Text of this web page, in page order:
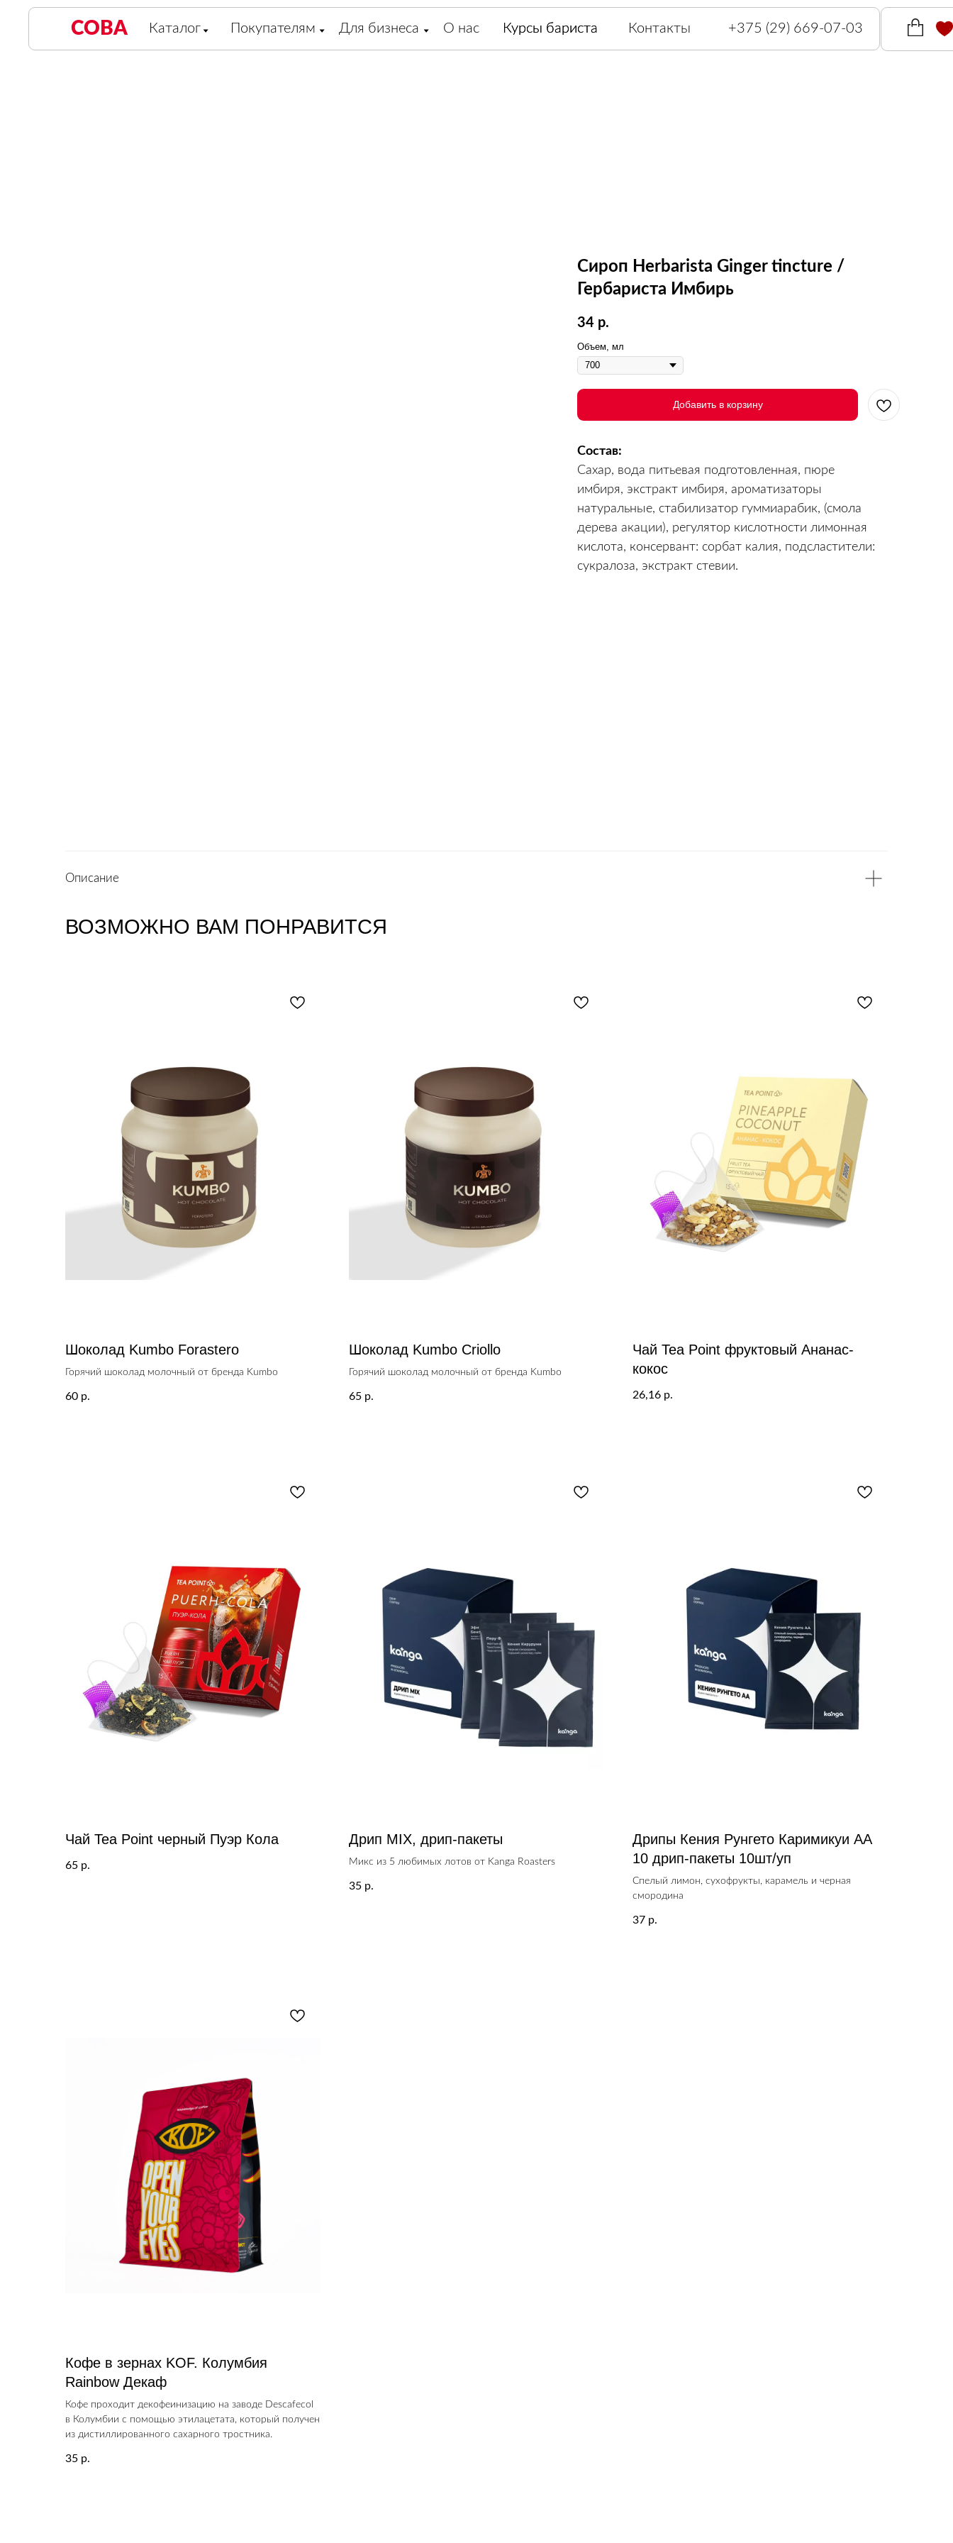
+375 (29) 669-07-03
О нас Контакты
Каталог Курсы бариста
Курсы бариста
Покупателям Для бизнеса
СОВА
Сироп Herbarista Ginger tincture /
Гербариста Имбирь
34 р.
Объем, мл
Добавить в корзину
Состав:
Cахар, вода питьевая подготовленная, пюре
имбиря, экстракт имбиря, ароматизаторы
натуральные, стабилизатор гуммиарабик, (смола
дерева акации), регулятор кислотности лимонная
кислота, консервант: сорбат калия, подсластители:
сукралоза, экстракт стевии.
Описание
ВОЗМОЖНО ВАМ ПОНРАВИТСЯ
Шоколад Kumbo Forastero
Горячий шоколад молочный от бренда Kumbo
60 р.
Шоколад Kumbo Criollo
Горячий шоколад молочный от бренда Kumbo
65 р.
Чай Tea Point фруктовый Ананас-
кокос
26,16 р.
Чай Tea Point черный Пуэр Кола
65 р.
Дрип MIX, дрип-пакеты
Микс из 5 любимых лотов от Kanga Roasters
35 р.
Дрипы Кения Рунгето Каримикуи АА
10 дрип-пакеты 10шт/уп
Спелый лимон, сухофрукты, карамель и черная
смородина
37 р.
Кофе в зернах KOF. Колумбия
Rainbow Декаф
Кофе проходит декофеинизацию на заводе Descafecol
в Колумбии с помощью этилацетата, который получен
из дистиллированного сахарного тростника.
35 р.